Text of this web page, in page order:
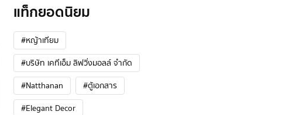
แท็กยอดนิยม
#หญ้าเทียม
#บริษัท เคทีเอ็ม ลิฟวิ่งมอลล์ จำกัด
#Natthanan
#ตู้เอกสาร
#Elegant Decor